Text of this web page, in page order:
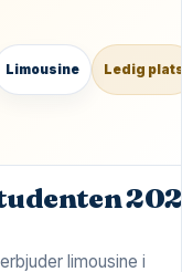
Limousine Ledig
limousine i